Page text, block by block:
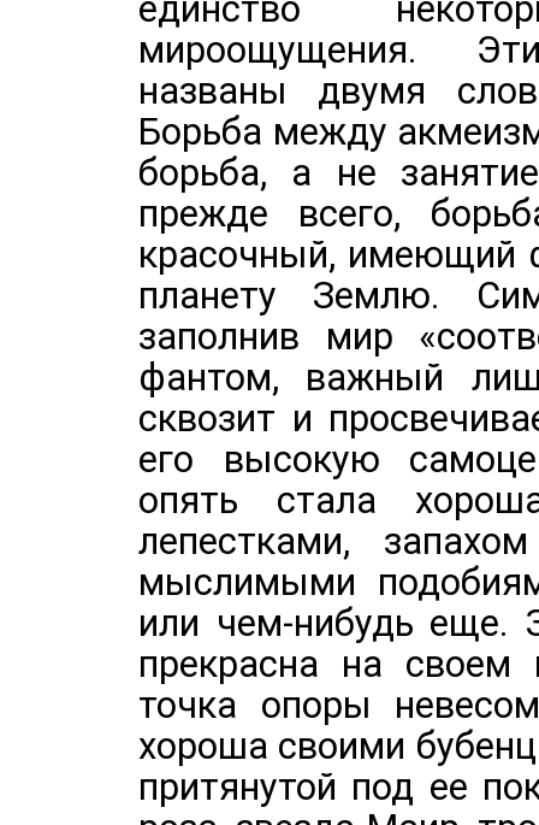
единство
мироощущения.
названы двумя
Борьба между
борьба, а не
прежде всего,
красочный, имеющий
планету Землю.
заполнив мир
фантом, важный
сквозит и
его высокую
опять стала
лепестками,
мыслимыми
или чем-нибудь еще.
прекрасна на
точка опоры
хороша своими
притянутой под ее